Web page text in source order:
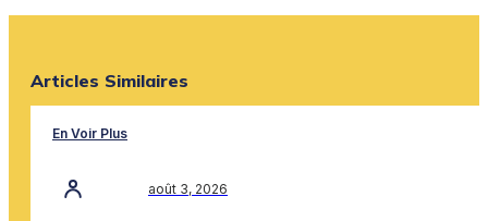
Articles Similaires
En Voir Plus
août 3, 2026